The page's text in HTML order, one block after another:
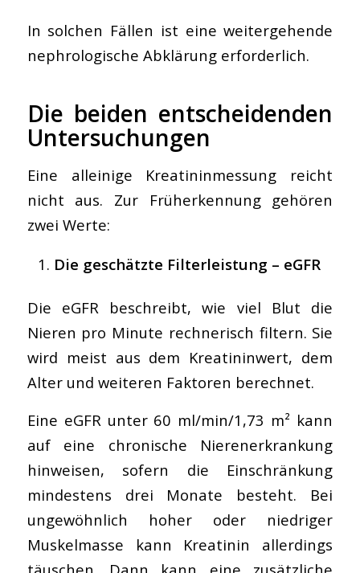
In solchen Fällen ist eine weitergehende
nephrologische Abklärung erforderlich.
Die beiden entscheidenden
Untersuchungen
Eine alleinige Kreatininmessung reicht
nicht aus. Zur Früherkennung gehören
zwei Werte:
Die geschätzte Filterleistung – eGFR
Die eGFR beschreibt, wie viel Blut die
Nieren pro Minute rechnerisch filtern. Sie
wird meist aus dem Kreatininwert, dem
Alter und weiteren Faktoren berechnet.
Eine eGFR unter 60 ml/min/1,73 m² kann
auf eine chronische Nierenerkrankung
hinweisen, sofern die Einschränkung
mindestens drei Monate besteht. Bei
ungewöhnlich hoher oder niedriger
Muskelmasse kann Kreatinin allerdings